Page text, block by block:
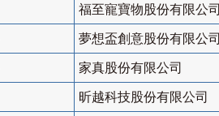
福至寵寶物股份有限公司
夢想盃創意股份有限公司
家真股份有限公司
昕越科技股份有限公司